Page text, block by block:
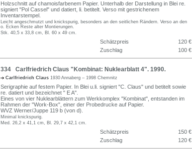
Holzschnitt auf chamoisfarbenem Papier. Unterhalb der Darstellung in Blei re.
signiert "Pol Cassel" und datiert, li. betitelt. Verso mit gestrichenem
Inventarstempel.
Leicht angeschmutzt und knickspurig, besonders an den seitlichen Rändern. Verso an den
o. Ecken Reste alter Montierungen.
Stk. 40,5 x 33,8 cm, Bl. 60 x 49 cm.
Schätzpreis
120 €
Zuschlag
100 €
334 Carlfriedrich Claus "Kombinat: Nuklearblatt 4". 1990.
Carlfriedrich Claus 1930 Annaberg – 1998 Chemnitz
Serigraphie auf festem Papier. In Blei u.li. signiert "C. Claus" und betitelt sowie
re. datiert und bezeichnet " E A".
Eines von vier Nuklearblättern zum Werkkomplex "Kombinat", entstanden im
Rahmen der "Work-Box", einer der Probedrucke auf Papier.
WVZ Werner/Juppe 119 b (von d).
Minimal knickspurig.
Med. 26,2 x 41,1 cm, Bl. 29,7 x 42,1 cm.
Schätzpreis
150 €
Zuschlag
120 €